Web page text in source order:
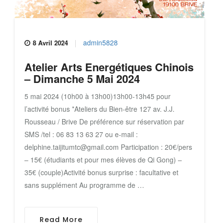
8 Avril 2024 admin5828
Atelier Arts Energétiques Chinois
– Dimanche 5 Mai 2024
5 mai 2024 (10h00 à 13h00)13h00-13h45 pour
l’activité bonus *Ateliers du Bien-être 127 av. J.J.
Rousseau / Brive De préférence sur réservation par
SMS /tel : 06 83 13 63 27 ou e-mail :
delphine.taijitumtc@gmail.com Participation : 20€/pers
– 15€ (étudiants et pour mes élèves de Qi Gong) –
35€ (couple)Activité bonus surprise : facultative et
sans supplément Au programme de …
Read More